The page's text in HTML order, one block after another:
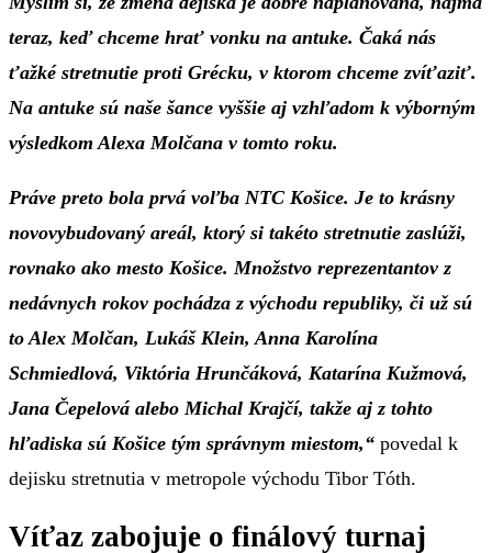
teraz, keď chceme hrať vonku na antuke. Čaká nás
ťažké stretnutie proti Grécku, v ktorom chceme zvíťaziť.
Na antuke sú naše šance vyššie aj vzhľadom k výborným
výsledkom Alexa Molčana v tomto roku.
Práve preto bola prvá voľba NTC Košice. Je to krásny
novovybudovaný areál, ktorý si takéto stretnutie zaslúži,
rovnako ako mesto Košice. Množstvo reprezentantov z
nedávnych rokov pochádza z východu republiky, či už sú
to Alex Molčan, Lukáš Klein, Anna Karolína
Schmiedlová, Viktória Hrunčáková, Katarína Kužmová,
Jana Čepelová alebo Michal Krajčí, takže aj z tohto
hľadiska sú Košice tým správnym miestom,“ povedal k
dejisku stretnutia v metropole východu Tibor Tóth.
Víťaz zabojuje o finálový turnaj